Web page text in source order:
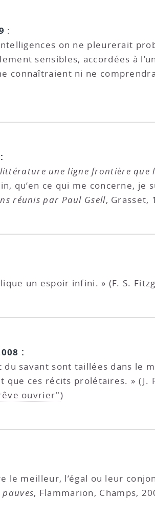
:
on ne pleurerait
sensibles, accordées à
connaîtraient ni ne
une ligne frontière
qu’en ce qui me concerne,
réunis par Paul Gsell, Grasset,
un espoir infini. » (F. S.
:
savant sont taillées dans le
que ces récits prolétaires. » (J.
ouvrier")
le meilleur, l’égal ou leur
, Flammarion, Champs,